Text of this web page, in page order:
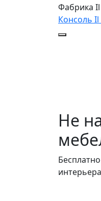
Фабрика
Консоль Il
Не